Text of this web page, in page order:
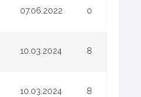
07.06.2022 0
10.03.2024 8
10.03.2024 8